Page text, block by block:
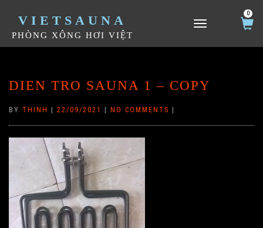
VIETSAUNA
PHÒNG XÔNG HƠI VIỆT
TOGGLE NAVIGATION
0
DIEN TRO SAUNA 1 – COPY
BY THINH 22/09/2021 NO COMMENTS